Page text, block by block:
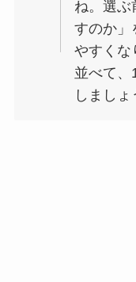
ね。選ぶ
すのか」
やすくな
並べて、
しましょ